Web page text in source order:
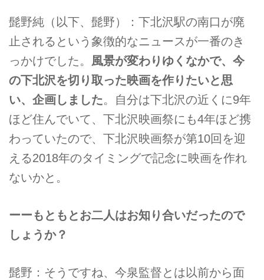
髭野純（以下、髭野）：下北沢駅の南口が廃
止されるという象徴的なニュースが一番のき
っかけでした。 風景が変わりゆくなかで、今
の下北沢を切り取った映画を作りたいと思
い、企画しました。自分は下北沢の近くに9年
ほど住んでいて、下北沢映画祭にも4年ほど携
わっていたので、下北沢映画祭が第10回を迎
える2018年のタイミングで記念に映画を作れ
ないかと。
ーーもともとお二人はお知り合いだったので
しょうか？
髭野：そうですね、今泉監督とは以前から面